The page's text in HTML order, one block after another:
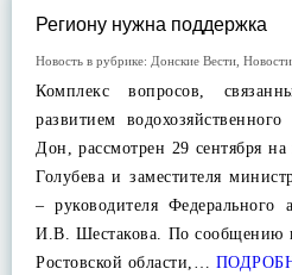
Региону нужна поддержка
Новость в рубрике: Донские Вести Новости
Комплекс вопросов,
развитием
Дон, рассмотрен 29 сентября
Голубева и заместителя
– руководителя Федерального
И.В. Шестакова. По сообщению
Ростовской области,…